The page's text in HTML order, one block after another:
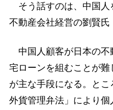
そう話すのは、中国人
不動産会社経営の劉賢氏
中国人顧客が日本の不
宅ローンを組むことが難
が主な手段になる。と
外貨管理弁法」により